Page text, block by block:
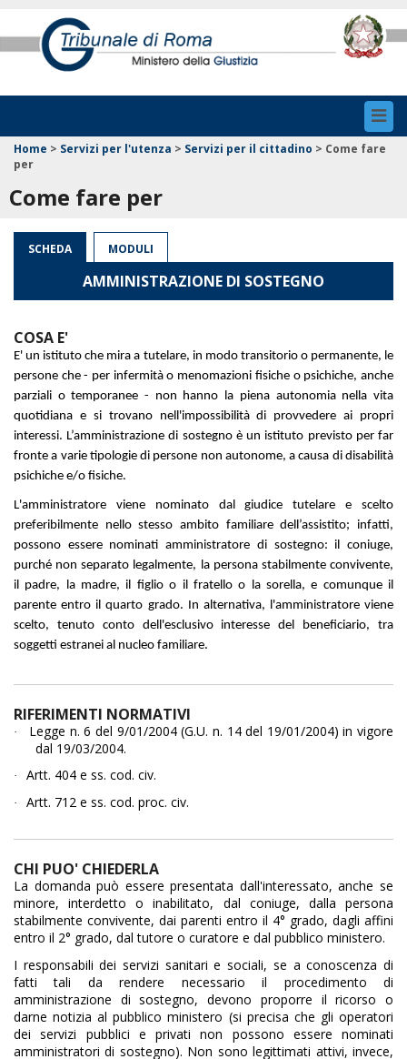
Home > Servizi per l'utenza > Servizi per il cittadino > Come fare
per
Come fare per
SCHEDA MODULI
AMMINISTRAZIONE DI SOSTEGNO
COSA E'
E' un istituto che mira a tutelare, in modo transitorio o permanente, le
persone che - per infermità o menomazioni fisiche o psichiche, anche
parziali o temporanee - non hanno la piena autonomia nella vita
quotidiana e si trovano nell'impossibilità di provvedere ai propri
interessi. L’amministrazione di sostegno è un istituto previsto per far
fronte a varie tipologie di persone non autonome, a causa di disabilità
psichiche e/o fisiche.
L'amministratore viene nominato dal giudice tutelare e scelto
preferibilmente nello stesso ambito familiare dell’assistito; infatti,
possono essere nominati amministratore di sostegno: il coniuge,
purché non separato legalmente, la persona stabilmente convivente,
il padre, la madre, il figlio o il fratello o la sorella, e comunque il
parente entro il quarto grado. In alternativa, l'amministratore viene
scelto, tenuto conto dell'esclusivo interesse del beneficiario, tra
soggetti estranei al nucleo familiare.
RIFERIMENTI NORMATIVI
·
Legge n. 6 del 9/01/2004 (G.U. n. 14 del 19/01/2004) in vigore
dal 19/03/2004.
· Artt. 404 e ss. cod. civ.
· Artt. 712 e ss. cod. proc. civ.
CHI PUO' CHIEDERLA
La domanda può essere presentata dall'interessato, anche se
minore, interdetto o inabilitato, dal coniuge, dalla persona
stabilmente convivente, dai parenti entro il 4° grado, dagli affini
entro il 2° grado, dal tutore o curatore e dal pubblico ministero.
I responsabili dei servizi sanitari e sociali, se a conoscenza di
fatti tali da rendere necessario il procedimento di
amministrazione di sostegno, devono proporre il ricorso o
darne notizia al pubblico ministero (si precisa che gli operatori
dei servizi pubblici e privati non possono essere nominati
amministratori di sostegno). Non sono legittimati attivi, invece,